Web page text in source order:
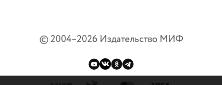
©2004–2026 Издательство МИФ